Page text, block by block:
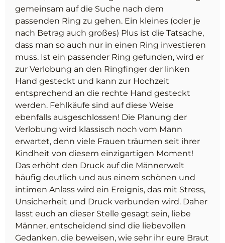
gemeinsam auf die Suche nach dem
passenden Ring zu gehen. Ein kleines (oder je
nach Betrag auch großes) Plus ist die Tatsache,
dass man so auch nur in einen Ring investieren
muss. Ist ein passender Ring gefunden, wird er
zur Verlobung an den Ringfinger der linken
Hand gesteckt und kann zur Hochzeit
entsprechend an die rechte Hand gesteckt
werden. Fehlkäufe sind auf diese Weise
ebenfalls ausgeschlossen! Die Planung der
Verlobung wird klassisch noch vom Mann
erwartet, denn viele Frauen träumen seit ihrer
Kindheit von diesem einzigartigen Moment!
Das erhöht den Druck auf die Männerwelt
häufig deutlich und aus einem schönen und
intimen Anlass wird ein Ereignis, das mit Stress,
Unsicherheit und Druck verbunden wird. Daher
lasst euch an dieser Stelle gesagt sein, liebe
Männer, entscheidend sind die liebevollen
Gedanken, die beweisen, wie sehr ihr eure Braut